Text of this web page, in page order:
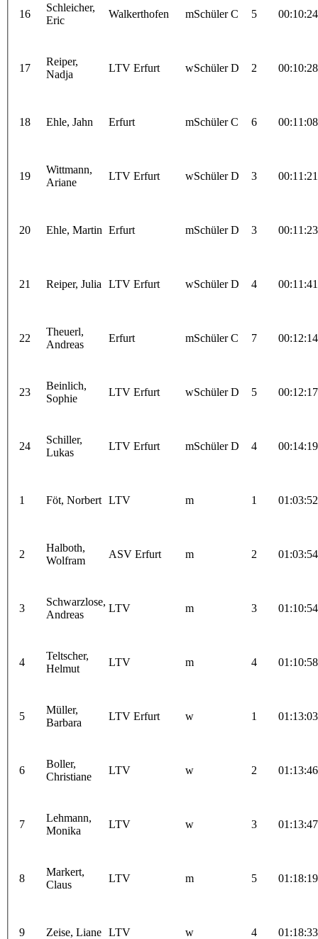
16
Schleicher,
Eric
Walkerthofen mSchüler C 5 00:10:24
17
Reiper,
Nadja
LTV Erfurt wSchüler D 2 00:10:28
18 Ehle, Jahn Erfurt mSchüler C 6 00:11:08
19
Wittmann,
Ariane
LTV Erfurt wSchüler D 3 00:11:21
20 Ehle, Martin Erfurt mSchüler D 3 00:11:23
21 Reiper, Julia LTV Erfurt wSchüler D 4 00:11:41
22
Theuerl,
Andreas
Erfurt mSchüler C 7 00:12:14
23
Beinlich,
Sophie
LTV Erfurt wSchüler D 5 00:12:17
24
Schiller,
Lukas
LTV Erfurt mSchüler D 4 00:14:19
1 Föt, Norbert LTV m 1 01:03:52
2
Halboth,
Wolfram
ASV Erfurt m 2 01:03:54
3
Schwarzlose,
Andreas
LTV m 3 01:10:54
4
Teltscher,
Helmut
LTV m 4 01:10:58
5
Müller,
Barbara
LTV Erfurt w 1 01:13:03
6
Boller,
Christiane
LTV w 2 01:13:46
7
Lehmann,
Monika
LTV w 3 01:13:47
8
Markert,
Claus
LTV m 5 01:18:19
9 Zeise, Liane LTV w 4 01:18:33